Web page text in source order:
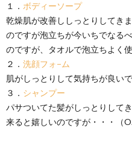
１． ボディーソープ
乾燥肌が改善ししっとりしてき
のですが泡立ちが今いちでなる
のですが、タオルで泡立ちよく
２． 洗顔フォ−ム
肌がしっとりして気持ちが良い
３． シャンプー
パサついてた髪がしっとりして
来ると嬉しいのですが・・・（